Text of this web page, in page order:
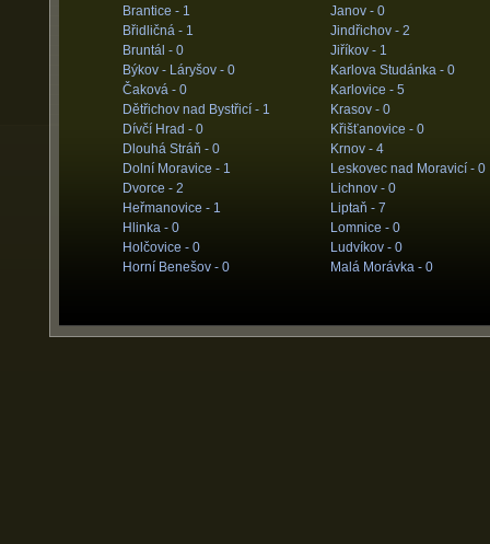
Brantice - 1
Břidličná - 1
Bruntál - 0
Býkov - Láryšov - 0
Čaková - 0
Dětřichov nad Bystřicí - 1
Dívčí Hrad - 0
Dlouhá Stráň - 0
Dolní Moravice - 1
Dvorce - 2
Heřmanovice - 1
Hlinka - 0
Holčovice - 0
Horní Benešov - 0
Janov - 0
Jindřichov - 2
Jiříkov - 1
Karlova Studánka - 0
Karlovice - 5
Krasov - 0
Křišťanovice - 0
Krnov - 4
Leskovec nad Moravicí - 0
Lichnov - 0
Liptaň - 7
Lomnice - 0
Ludvíkov - 0
Malá Morávka - 0